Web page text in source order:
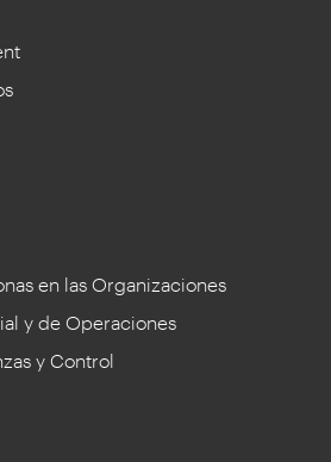
en las Organizaciones
y de Operaciones
y Control